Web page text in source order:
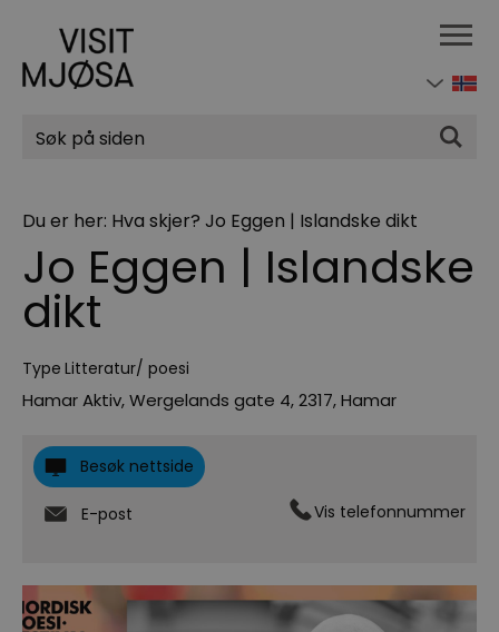
Søk
Du er her: Hva skjer? Jo Eggen | Islandske dikt
Jo Eggen | Islandske
dikt
Type Litteratur/ poesi
Hamar Aktiv, Wergelands gate 4,2317,Hamar
Besøk nettside
E-post Vis telefonnummer